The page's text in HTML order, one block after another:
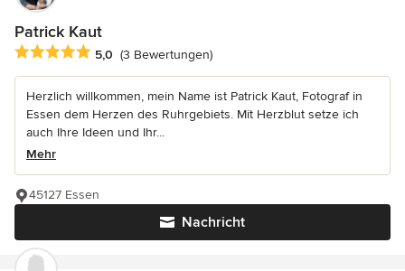
Patrick Kaut
Durchschnittliche Bewertung: 5 von 5 Sternen
5,0 (3 Bewertungen)
Herzlich willkommen, mein Name ist Patrick Kaut, Fotograf in
Essen dem Herzen des Ruhrgebiets. Mit Herzblut setze ich
auch Ihre Ideen und Ihr...
Mehr
Nachricht
45127 Essen